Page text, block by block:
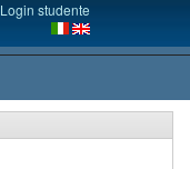
Login studente